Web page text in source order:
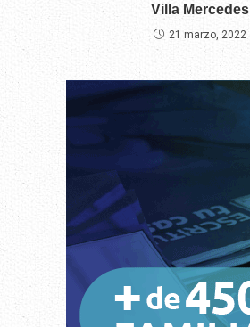
Villa Mercedes
21 marzo, 2022